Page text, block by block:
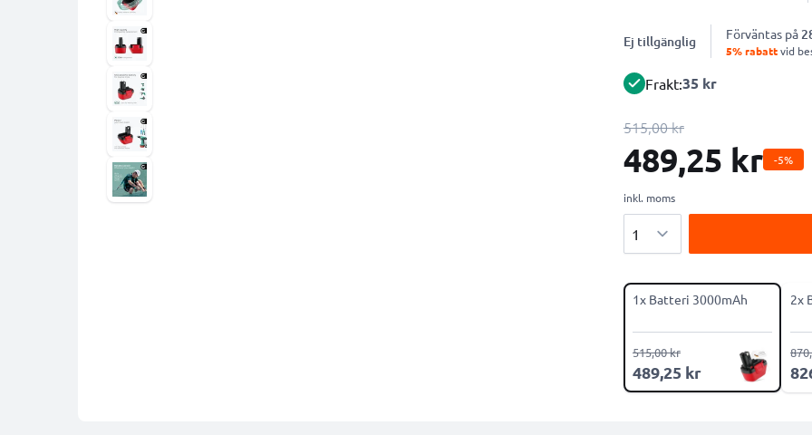
Ej tillgänglig Förväntas på
5% rabattvid
Frakt:35 kr
515,00 kr
489,25 kr -5%
inkl. moms
1x Batteri 3000mAh
489,25 kr
515,00 kr
2x